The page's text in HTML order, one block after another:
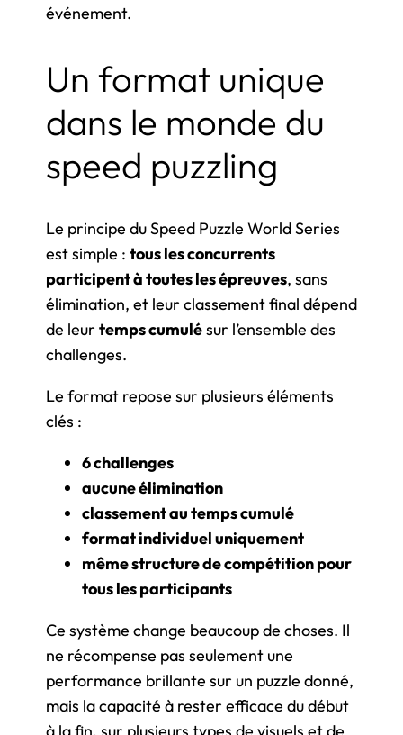
événement.
Un format unique
dans le monde du
speed puzzling
Le principe du Speed Puzzle World Series
est simple : tous les concurrents
participent à toutes les épreuves, sans
élimination, et leur classement final dépend
de leur temps cumulésur l’ensemble des
challenges.
Le format repose sur plusieurs éléments
clés :
6 challenges
aucune élimination
classement au temps cumulé
format individuel uniquement
même structure de compétition pour
tous les participants
Ce système change beaucoup de choses. Il
ne récompense pas seulement une
performance brillante sur un puzzle donné,
mais la capacité à rester efficace du début
à la fin, sur plusieurs types de visuels et de